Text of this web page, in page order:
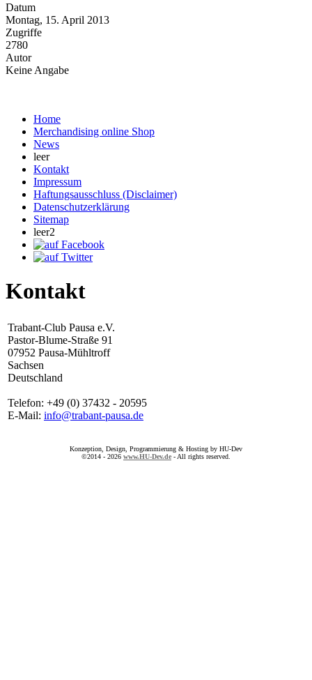
Datum
Montag, 15. April 2013
Zugriffe
2780
Autor
Keine Angabe
Home
Merchandising online Shop
News
leer
Kontakt
Impressum
Haftungsausschluss (Disclaimer)
Datenschutzerklärung
Sitemap
leer2
Kontakt
Trabant-Club Pausa e.V.
Pastor-Blume-Straße 91
07952 Pausa-Mühltroff
Sachsen
Deutschland
Telefon: +49 (0) 37432 - 20595
E-Mail: info@trabant-pausa.de
Konzeption, Design, Programmierung & Hosting by HU-Dev
©2014 - 2026 www.HU-Dev.de - All rights reserved.